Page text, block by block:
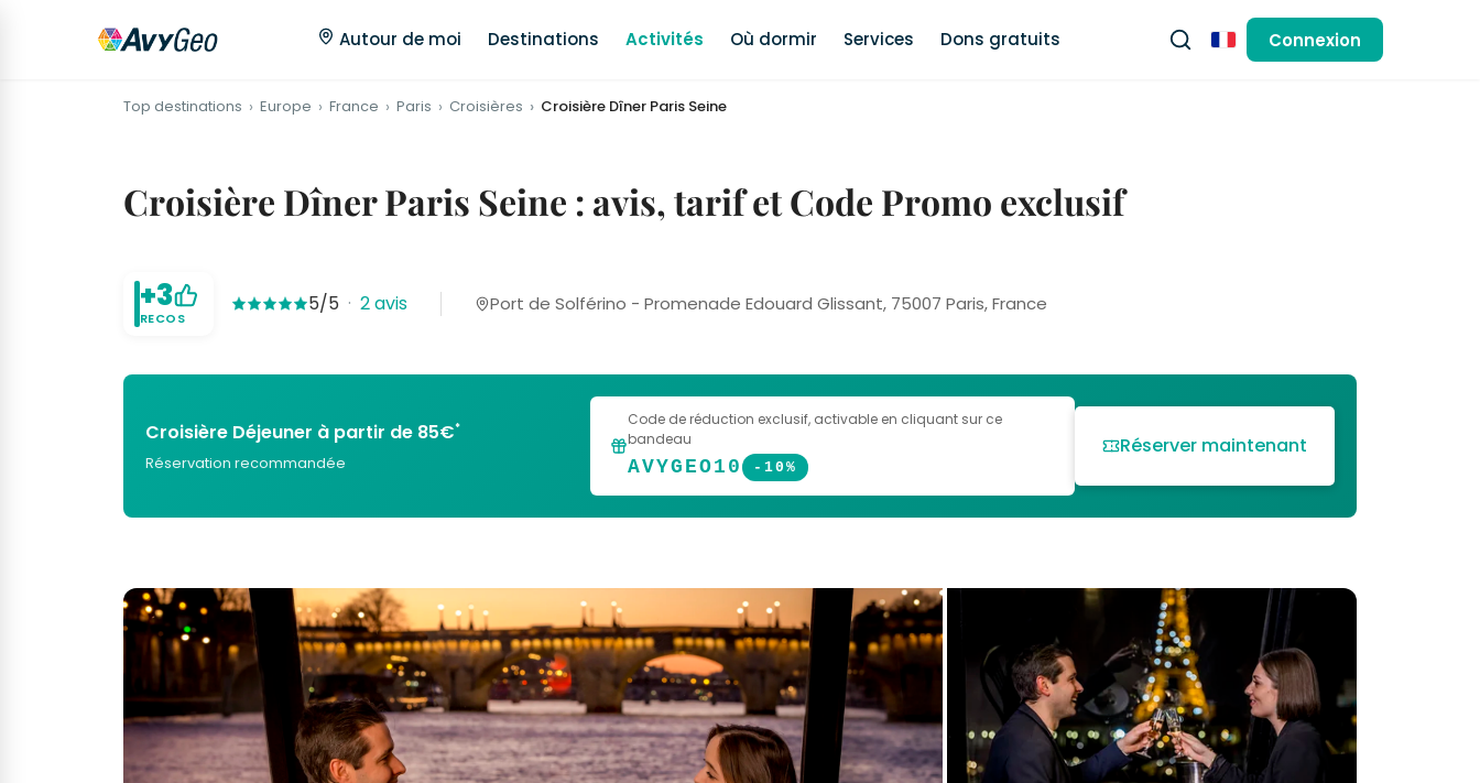
Autour de moi Destinations Activités Où dormir Services Dons gratuits FrançaisConnexion
Top destinations Europe France Paris Croisières Croisière Dîner Paris Seine
Croisière Dîner Paris Seine : avis, tarif et Code Promo exclusif
+3
RECOS
5/5 · 2 avis Port de Solférino - Promenade Edouard Glissant, 75007 Paris, France
Croisière Déjeuner à partir de 85€*
Réservation recommandée
Code de réduction exclusif, activable en cliquant sur ce
bandeau
AVYGEO10 -10%
Réserver maintenant